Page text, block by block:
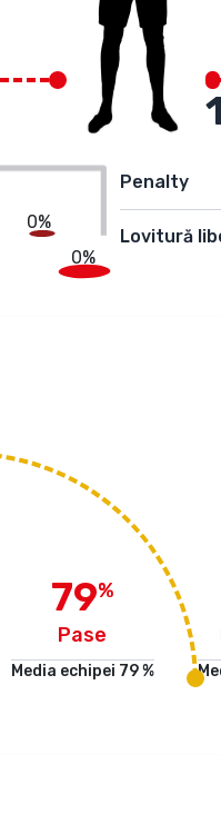
0%
0%
Penalty
Lovitură
79%
Pase
Media echipei 79%